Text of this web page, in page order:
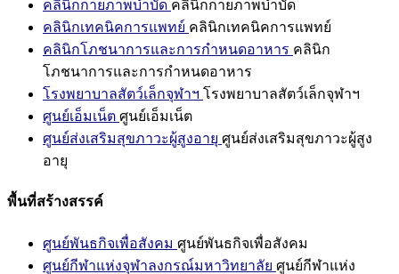
คลินิกกายภาพบำบัด คลินิกกายภาพบำบัด
คลินิกเทคนิคการแพทย์ คลินิกเทคนิคการแพทย์
คลินิกโภชนาการและการกำหนดอาหาร คลินิก
โภชนาการและการกำหนดอาหาร
โรงพยาบาลสัตว์เล็กจุฬาฯ โรงพยาบาลสัตว์เล็กจุฬาฯ
ศูนย์เอ็มเน็ต ศูนย์เอ็มเน็ต
ศูนย์ส่งเสริมสุขภาวะผู้สูงอายุ ศูนย์ส่งเสริมสุขภาวะผู้สูง
อายุ
พื้นที่สร้างสรรค์
ศูนย์พันธกิจเพื่อสังคม ศูนย์พันธกิจเพื่อสังคม
ศูนย์กีฬาแห่งจุฬาลงกรณ์มหาวิทยาลัย ศูนย์กีฬาแห่ง